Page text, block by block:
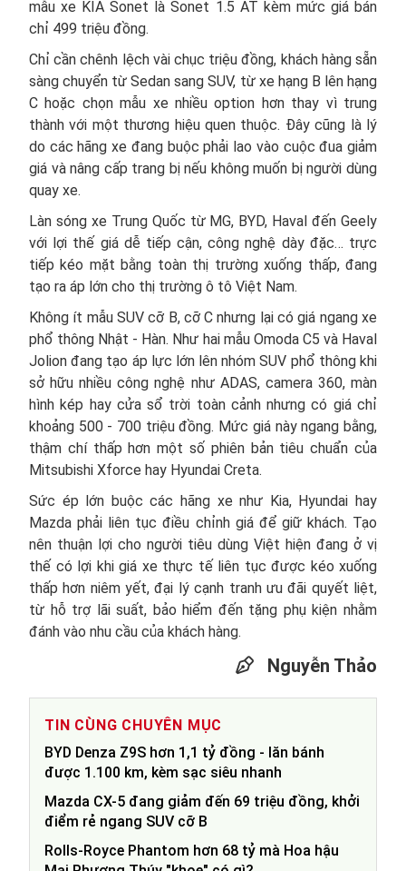
mẫu xe KIA Sonet là Sonet 1.5 AT kèm mức giá bán
chỉ 499 triệu đồng.
Chỉ cần chênh lệch vài chục triệu đồng, khách hàng sẵn
sàng chuyển từ Sedan sang SUV, từ xe hạng B lên hạng
C hoặc chọn mẫu xe nhiều option hơn thay vì trung
thành với một thương hiệu quen thuộc. Đây cũng là lý
do các hãng xe đang buộc phải lao vào cuộc đua giảm
giá và nâng cấp trang bị nếu không muốn bị người dùng
quay xe.
Làn sóng xe Trung Quốc từ MG, BYD, Haval đến Geely
với lợi thế giá dễ tiếp cận, công nghệ dày đặc… trực
tiếp kéo mặt bằng toàn thị trường xuống thấp, đang
tạo ra áp lớn cho thị trường ô tô Việt Nam.
Không ít mẫu SUV cỡ B, cỡ C nhưng lại có giá ngang xe
phổ thông Nhật - Hàn. Như hai mẫu Omoda C5 và Haval
Jolion đang tạo áp lực lớn lên nhóm SUV phổ thông khi
sở hữu nhiều công nghệ như ADAS, camera 360, màn
hình kép hay cửa sổ trời toàn cảnh nhưng có giá chỉ
khoảng 500 - 700 triệu đồng. Mức giá này ngang bằng,
thậm chí thấp hơn một số phiên bản tiêu chuẩn của
Mitsubishi Xforce hay Hyundai Creta.
Sức ép lớn buộc các hãng xe như Kia, Hyundai hay
Mazda phải liên tục điều chỉnh giá để giữ khách. Tạo
nên thuận lợi cho người tiêu dùng Việt hiện đang ở vị
thế có lợi khi giá xe thực tế liên tục được kéo xuống
thấp hơn niêm yết, đại lý cạnh tranh ưu đãi quyết liệt,
từ hỗ trợ lãi suất, bảo hiểm đến tặng phụ kiện nhằm
đánh vào nhu cầu của khách hàng.
Nguyễn Thảo
TIN CÙNG CHUYÊN MỤC
BYD Denza Z9S hơn 1,1 tỷ đồng - lăn bánh
được 1.100 km, kèm sạc siêu nhanh
Mazda CX-5 đang giảm đến 69 triệu đồng, khởi
điểm rẻ ngang SUV cỡ B
Rolls-Royce Phantom hơn 68 tỷ mà Hoa hậu